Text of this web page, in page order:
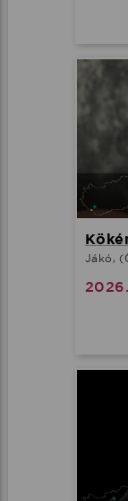
Jákó,